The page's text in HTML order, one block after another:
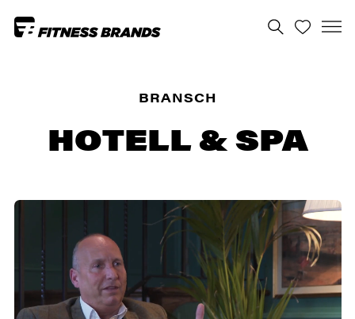
BRANSCH
HOTELL & SPA